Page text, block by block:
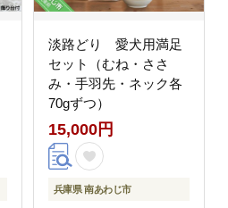
淡路どり 愛犬用満足
セット（むね・ささ
み・手羽先・ネック各
70gずつ）
15,000円
兵庫県 南あわじ市